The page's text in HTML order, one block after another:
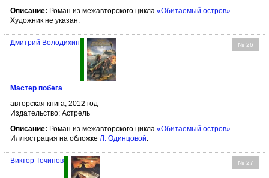
Описание: Роман из межавторского цикла «Обитаемый остров»
Художник не указан.
№ 26
Дмитрий Володихин
Мастер побега
авторская книга, 2012 год
Издательство: Астрель
Описание: Роман из межавторского цикла «Обитаемый остров».
Иллюстрация на обложке Л. Одинцовой.
№ 27
Виктор Точинов